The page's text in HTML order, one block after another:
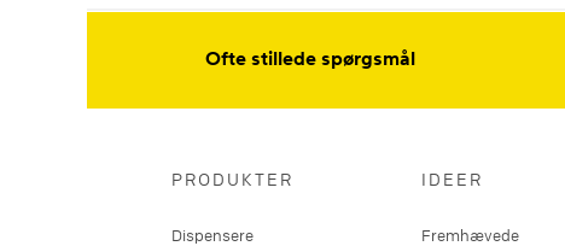
Ofte stillede spørgsmål
PRODUKTER
Dispensere
IDEER
Fremhævede